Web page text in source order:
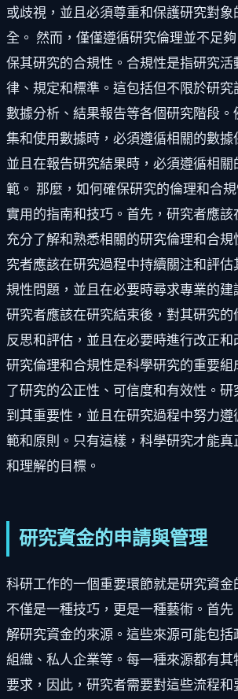
或歧視，並且必須尊重和保護研究對象
全。 然而，僅僅遵循研究倫理並不足
保其研究的合規性。合規性是指研究活
律、規定和標準。這包括但不限於研究
數據分析、結果報告等各個研究階段
集和使用數據時，必須遵循相關的數據
並且在報告研究結果時，必須遵循相
範。 那麼，如何確保研究的倫理和合
實用的指南和技巧。首先，研究者應
充分了解和熟悉相關的研究倫理和合
究者應該在研究過程中持續關注和評
規性問題，並且在必要時尋求專業的建
研究者應該在研究結束後，對其研究
反思和評估，並且在必要時進行改正和
研究倫理和合規性是科學研究的重要
了研究的公正性、可信度和有效性。
到其重要性，並且在研究過程中努力
範和原則。只有這樣，科學研究才能
和理解的目標。
研究資金的申請與管理
科研工作的一個重要環節就是研究資金
不僅是一種技巧，更是一種藝術。首
解研究資金的來源。這些來源可能包括
組織、私人企業等。每一種來源都有其
要求，因此，研究者需要對這些流程和